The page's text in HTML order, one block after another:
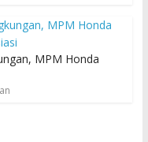
MPM Honda